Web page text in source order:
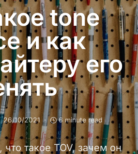
tone
и как
его
26/10/2021 6 minute read
такое TOV, зачем он